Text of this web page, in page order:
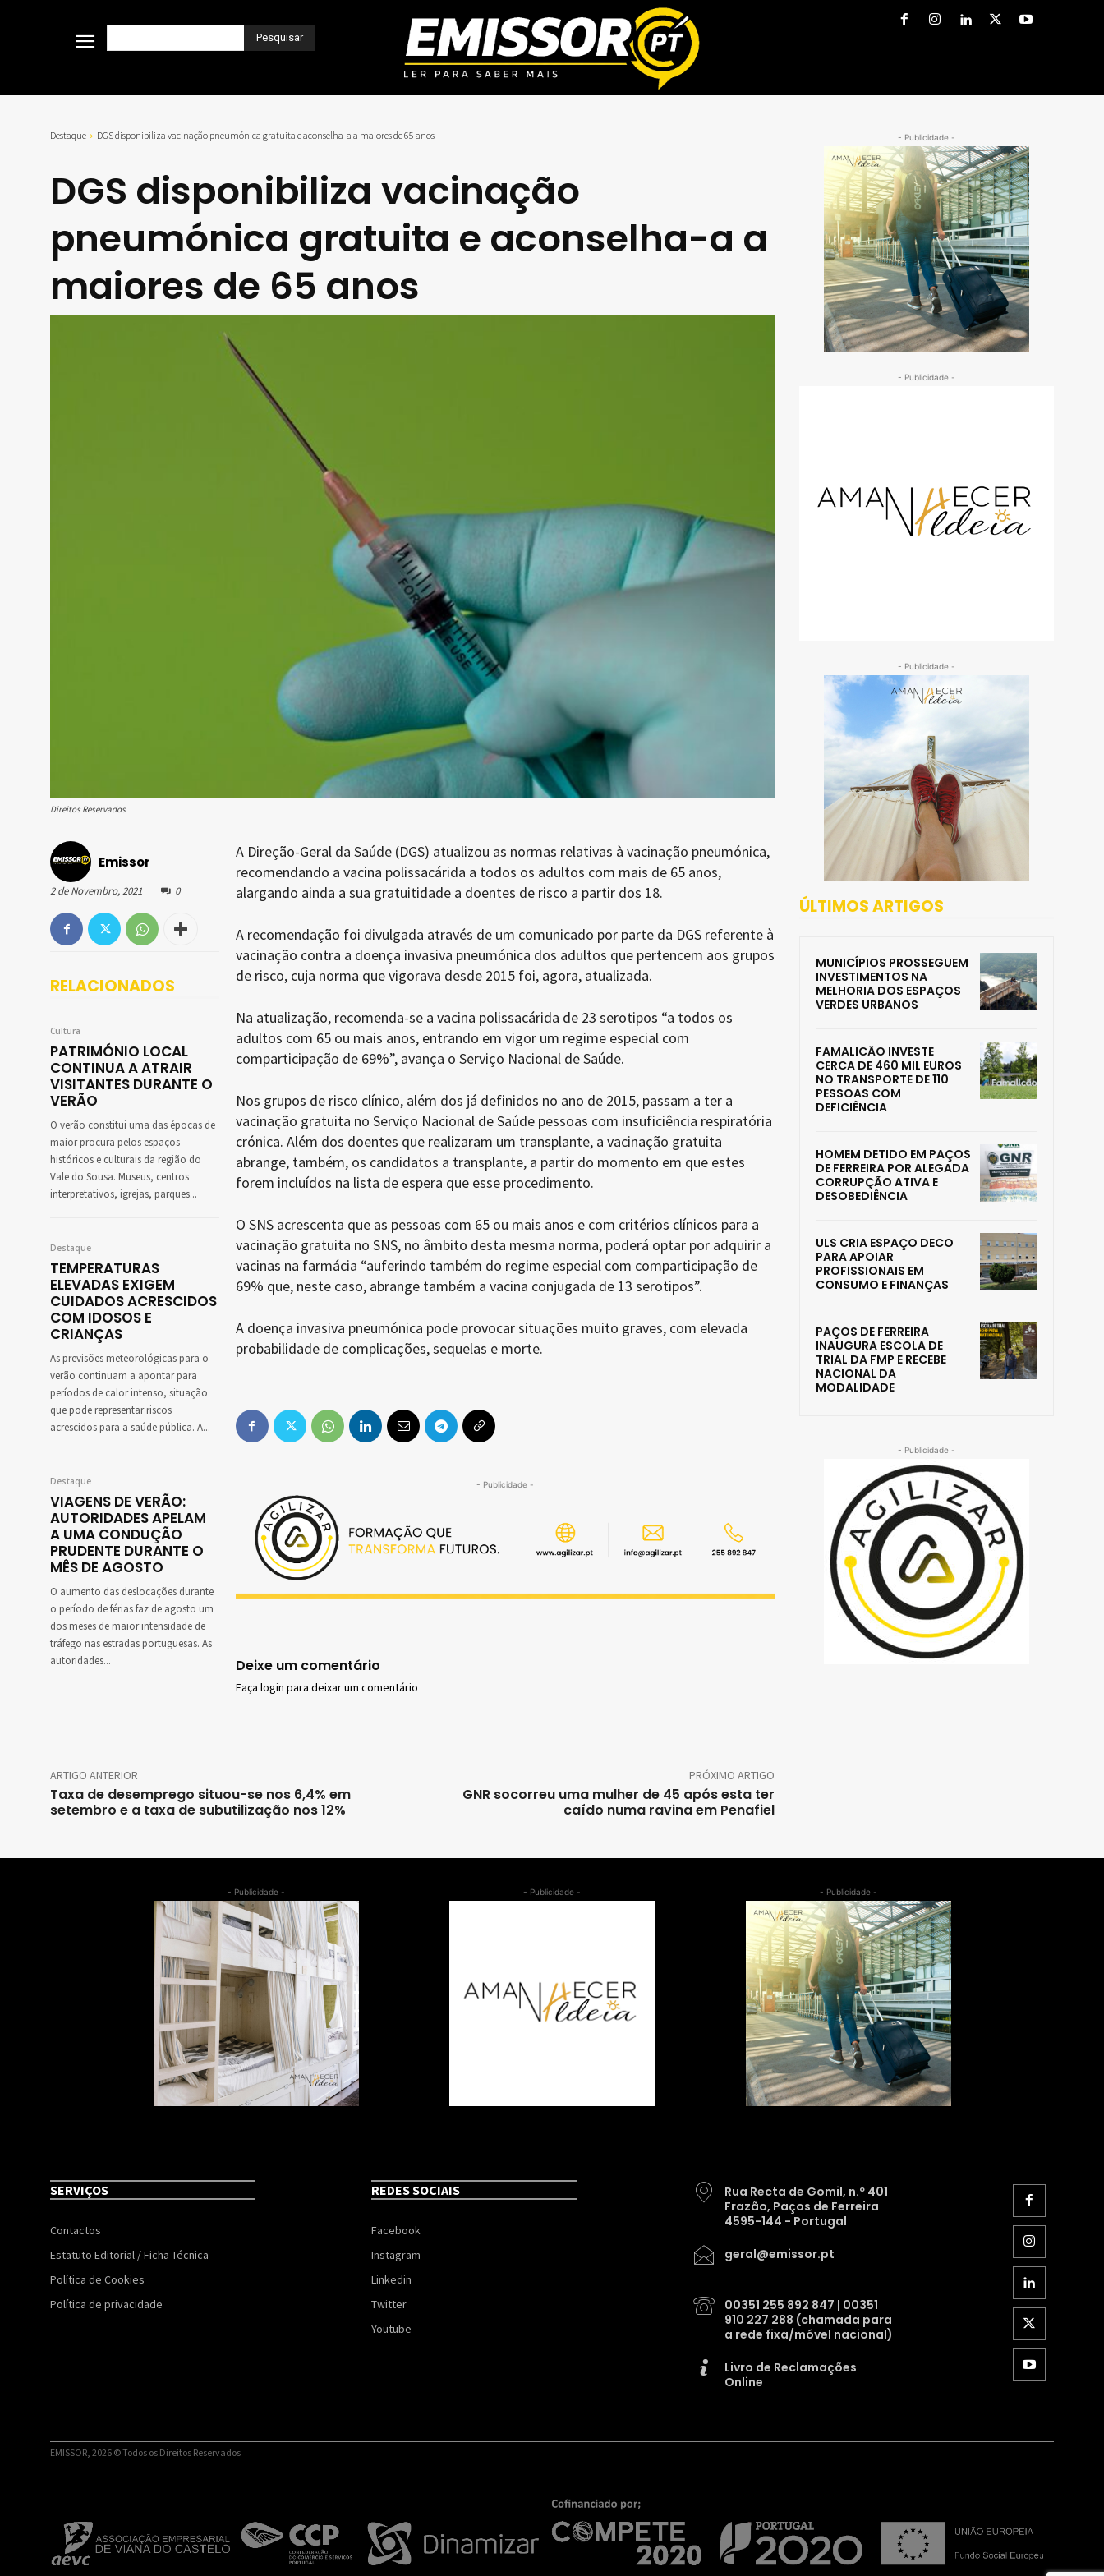
Pesquisar
Destaque DGS disponibiliza vacinação pneumónica gratuita e aconselha-a a maiores de 65 anos
DGS disponibiliza vacinação
pneumónica gratuita e aconselha-a a
maiores de 65 anos
Direitos Reservados
Emissor
2 de Novembro, 2021 0
RELACIONADOS
Cultura
PATRIMÓNIO LOCAL
CONTINUA A ATRAIR
VISITANTES DURANTE O
VERÃO
O verão constitui uma das épocas de
maior procura pelos espaços
históricos e culturais da região do
Vale do Sousa. Museus, centros
interpretativos, igrejas, parques...
Destaque
TEMPERATURAS
ELEVADAS EXIGEM
CUIDADOS ACRESCIDOS
COM IDOSOS E
CRIANÇAS
As previsões meteorológicas para o
verão continuam a apontar para
períodos de calor intenso, situação
que pode representar riscos
acrescidos para a saúde pública. A...
Destaque
VIAGENS DE VERÃO:
AUTORIDADES APELAM
A UMA CONDUÇÃO
PRUDENTE DURANTE O
MÊS DE AGOSTO
O aumento das deslocações durante
o período de férias faz de agosto um
dos meses de maior intensidade de
tráfego nas estradas portuguesas. As
autoridades...
A Direção-Geral da Saúde (DGS) atualizou as normas relativas à vacinação pneumónica,
recomendando a vacina polissacárida a todos os adultos com mais de 65 anos,
alargando ainda a sua gratuitidade a doentes de risco a partir dos 18.
A recomendação foi divulgada através de um comunicado por parte da DGS referente à
vacinação contra a doença invasiva pneumónica dos adultos que pertencem aos grupos
de risco, cuja norma que vigorava desde 2015 foi, agora, atualizada.
Na atualização, recomenda-se a vacina polissacárida de 23 serotipos “a todos os
adultos com 65 ou mais anos, entrando em vigor um regime especial com
comparticipação de 69%”, avança o Serviço Nacional de Saúde.
Nos grupos de risco clínico, além dos já definidos no ano de 2015, passam a ter a
vacinação gratuita no Serviço Nacional de Saúde pessoas com insuficiência respiratória
crónica. Além dos doentes que realizaram um transplante, a vacinação gratuita
abrange, também, os candidatos a transplante, a partir do momento em que estes
forem incluídos na lista de espera que esse procedimento.
O SNS acrescenta que as pessoas com 65 ou mais anos e com critérios clínicos para a
vacinação gratuita no SNS, no âmbito desta mesma norma, poderá optar por adquirir a
vacinas na farmácia “auferindo também do regime especial com comparticipação de
69% que, neste caso, abrange também a vacina conjugada de 13 serotipos”.
A doença invasiva pneumónica pode provocar situações muito graves, com elevada
probabilidade de complicações, sequelas e morte.
- Publicidade -
Deixe um comentário
Faça login para deixar um comentário
ARTIGO ANTERIOR
Taxa de desemprego situou-se nos 6,4% em
setembro e a taxa de subutilização nos 12%
PRÓXIMO ARTIGO
GNR socorreu uma mulher de 45 após esta ter
caído numa ravina em Penafiel
- Publicidade -
- Publicidade -
- Publicidade -
ÚLTIMOS ARTIGOS
MUNICÍPIOS PROSSEGUEM
INVESTIMENTOS NA
MELHORIA DOS ESPAÇOS
VERDES URBANOS
FAMALICÃO INVESTE
CERCA DE 460 MIL EUROS
NO TRANSPORTE DE 110
PESSOAS COM
DEFICIÊNCIA
HOMEM DETIDO EM PAÇOS
DE FERREIRA POR ALEGADA
CORRUPÇÃO ATIVA E
DESOBEDIÊNCIA
ULS CRIA ESPAÇO DECO
PARA APOIAR
PROFISSIONAIS EM
CONSUMO E FINANÇAS
PAÇOS DE FERREIRA
INAUGURA ESCOLA DE
TRIAL DA FMP E RECEBE
NACIONAL DA
MODALIDADE
- Publicidade -
- Publicidade - - Publicidade - - Publicidade -
SERVIÇOS
Contactos
Estatuto Editorial / Ficha Técnica
Política de Cookies
Política de privacidade
REDES SOCIAIS
Facebook
Instagram
Linkedin
Twitter
Youtube
Rua Recta de Gomil, n.º 401
Frazão, Paços de Ferreira
4595-144 - Portugal
geral@emissor.pt
00351 255 892 847 | 00351
910 227 288 (chamada para
a rede fixa/móvel nacional)
Livro de Reclamações
Online
EMISSOR, 2026 © Todos os Direitos Reservados